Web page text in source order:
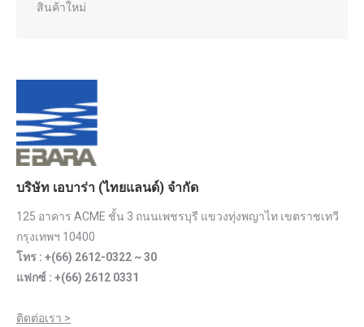
สินค้าใหม่
บริษัท เอบาร่า (ไทยแลนด์) จำกัด
125 อาคาร ACME ชั้น 3 ถนนเพชรบุรี แขวงทุ่งพญาไท เขตราชเทวี
กรุงเทพฯ 10400
โทร : +(66) 2612-0322 ~ 30
แฟกซ์ : +(66) 2612 0331
ติดต่อเรา >